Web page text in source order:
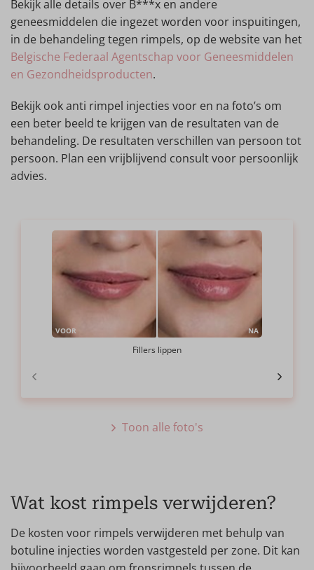
Bekijk alle details over B***x en andere
geneesmiddelen die ingezet worden voor inspuitingen,
in de behandeling tegen rimpels, op de website van het
Belgische Federaal Agentschap voor Geneesmiddelen
en Gezondheidsproducten.
Bekijk ook anti rimpel injecties voor en na foto’s om
een beter beeld te krijgen van de resultaten van de
behandeling. De resultaten verschillen van persoon tot
persoon. Plan een vrijblijvend consult voor persoonlijk
advies.
VOOR NA
Fillers lippen
Toon alle foto's
Wat kost rimpels verwijderen?
De kosten voor rimpels verwijderen met behulp van
botuline injecties worden vastgesteld per zone. Dit kan